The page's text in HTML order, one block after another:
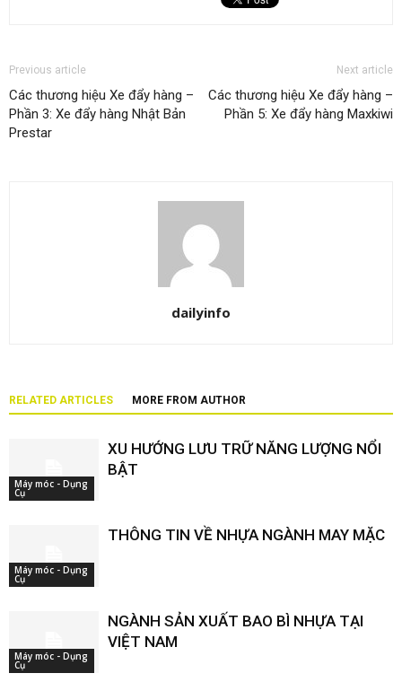
Previous article
Các thương hiệu Xe đẩy hàng –
Phần 3: Xe đẩy hàng Nhật Bản
Prestar
Next article
Các thương hiệu Xe đẩy hàng –
Phần 5: Xe đẩy hàng Maxkiwi
dailyinfo
RELATED ARTICLES MORE FROM AUTHOR
Máy móc - Dụng
Cụ
XU HƯỚNG LƯU TRỮ NĂNG LƯỢNG NỔI
BẬT
Máy móc - Dụng
Cụ
THÔNG TIN VỀ NHỰA NGÀNH MAY MẶC
Máy móc - Dụng
Cụ
NGÀNH SẢN XUẤT BAO BÌ NHỰA TẠI
VIỆT NAM